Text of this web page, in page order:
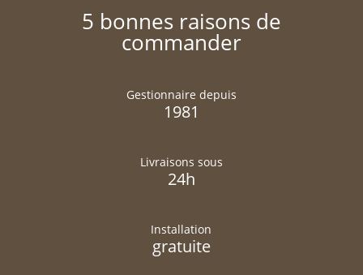
5 bonnes raisons de
commander
Gestionnaire depuis
1981
Livraisons sous
24h
Installation
gratuite